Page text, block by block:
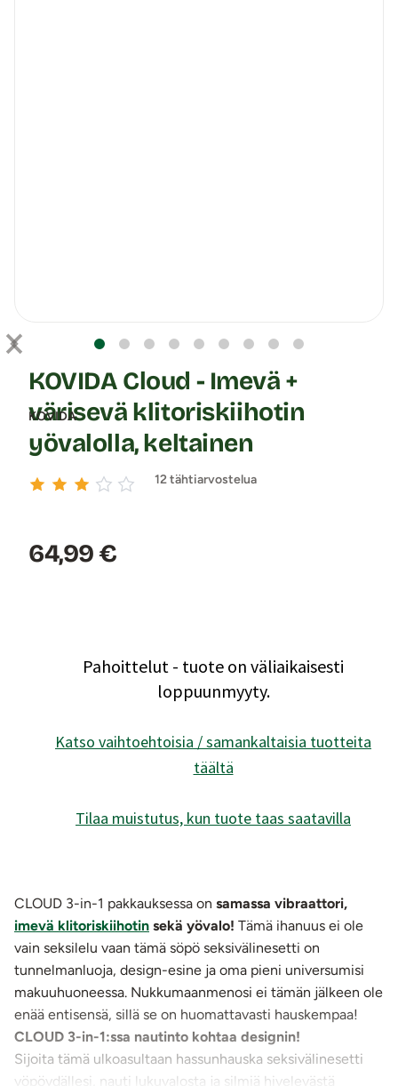
KOVIDA
KOVIDA Cloud - Imevä +
värisevä klitoriskiihotin
yövalolla, keltainen
12 tähtiarvostelua
Hinta:
64,99 €
Pahoittelut - tuote on väliaikaisesti
loppuunmyyty.
Katso vaihtoehtoisia / samankaltaisia tuotteita
täältä
Tilaa muistutus, kun tuote taas saatavilla
CLOUD 3-in-1 pakkauksessa on samassa vibraattori,
imevä klitoriskiihotin sekä yövalo! Tämä ihanuus ei ole
vain seksilelu vaan tämä söpö seksivälinesetti on
tunnelmanluoja, design-esine ja oma pieni universumisi
makuuhuoneessa. Nukkumaanmenosi ei tämän jälkeen ole
enää entisensä, sillä se on huomattavasti hauskempaa!
CLOUD 3-in-1:ssa nautinto kohtaa designin!
Sijoita tämä ulkoasultaan hassunhauska seksivälinesetti
yöpöydällesi, nauti lukuvalosta ja silmiä hivelevästä